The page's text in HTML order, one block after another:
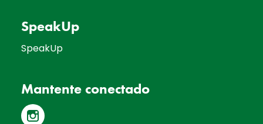
SpeakUp
SpeakUp
Mantente conectado